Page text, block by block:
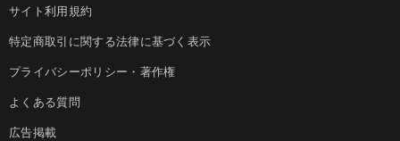
サイト利用規約
特定商取引に関する法律に基づく表示
プライバシーポリシー・著作権
よくある質問
広告掲載